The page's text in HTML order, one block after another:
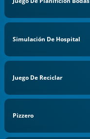
Simulación De Hospital
Juego De Reciclar
Pizzero